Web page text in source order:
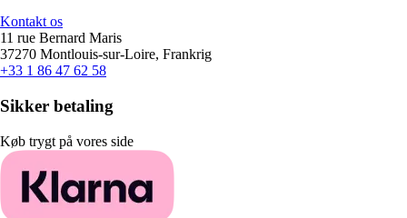
Kontakt os
11 rue Bernard Maris
37270 Montlouis-sur-Loire, Frankrig
+33 1 86 47 62 58
Sikker betaling
Køb trygt på vores side